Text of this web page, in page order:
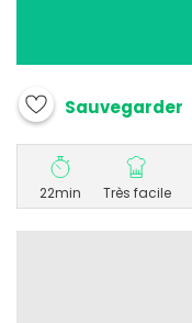
Sauvegarder
22min Très facile